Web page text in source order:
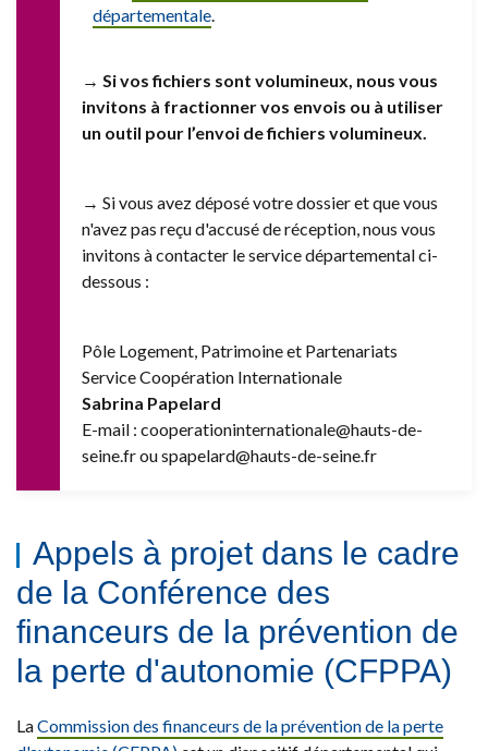
départementale
→ Si vos fichiers sont volumineux, nous vous
invitons à fractionner vos envois ou à utiliser
un outil pour l’envoi de fichiers volumineux.
→ Si vous avez déposé votre dossier et que vous
n'avez pas reçu d'accusé de réception, nous vous
invitons à contacter le service départemental ci-
dessous :
Pôle Logement, Patrimoine et Partenariats
Service Coopération Internationale
Sabrina Papelard
E-mail : cooperationinternationale@hauts-de-
seine.fr ou spapelard@hauts-de-seine.fr
Appels à projet dans le cadre
de la Conférence des
financeurs de la prévention de
la perte d'autonomie (CFPPA)
LaCommission des financeurs de la prévention de la perte